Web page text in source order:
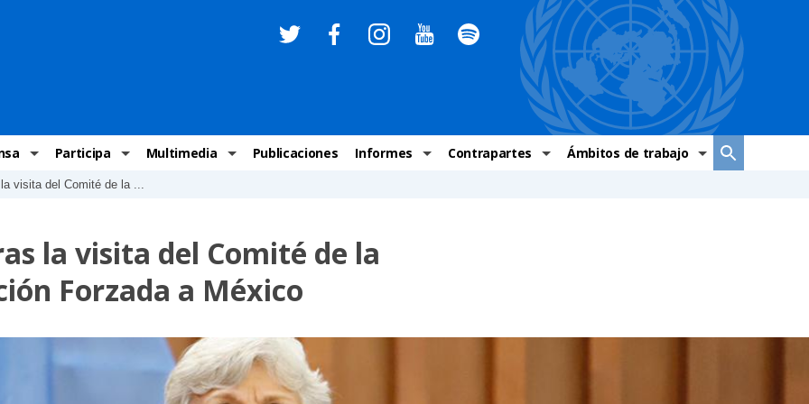
Humanos
Recomendaciones DH
Comunicados Nacionales
ONU-DH
Participa
Invitaciones
Multimedia
Vídeos
Audios
Publicaciones Informes
Relatorías y grupos de trabajo
Contrapartes Ámbitos de trabajo
visita del Comité de la ...
la visita del Comité de la
Forzada a México